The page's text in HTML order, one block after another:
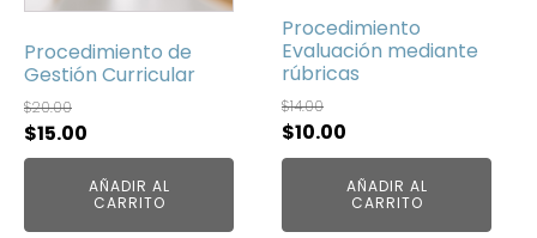
Procedimiento de
Gestión Curricular
$20.00
El
precio
original
era:
$15.00
precio
actual
AÑADIR AL
CARRITO
Procedimiento
Evaluación mediante
rúbricas
$14.00
El
precio
original
$10.00
precio
actual
AÑADIR AL
CARRITO